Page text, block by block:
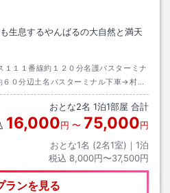
生息するやんばるの大自然と満天
１１番線約１２０分名護バスターミナ
０分辺土名バスターミナル下車→村営
車→徒歩約３５分またはタクシー約３分
おとな2名 1泊1部屋 合計
16,000円 〜 75,000円
おとな1名 (2名1室)｜ 1泊
税込 8,000円〜37,500円
ランを見る